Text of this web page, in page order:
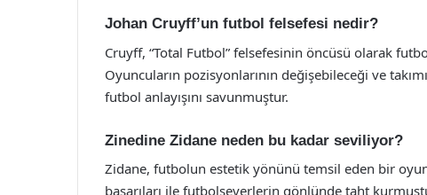
Johan Cruyff’un futbol felsefesi nedir?
Cruyff, “Total Futbol” felsefesinin öncüsü olarak
Oyuncuların pozisyonlarının değişebileceği ve
futbol anlayışını savunmuştur.
Zinedine Zidane neden bu kadar seviliyor?
Zidane, futbolun estetik yönünü temsil eden bir
başarıları ile futbolseverlerin gönlünde taht